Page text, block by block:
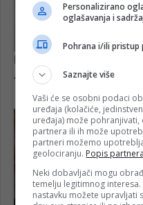
Personalizirano
oglašavanja i
Pohrana i/ili pristup
Saznajte više
Vaši će se osobni podaci
uređaja (kolačiće,
uređaja) može
partnera ili ih može
partneri možemo
geolociranju. Popis
Neki dobavljači mogu
temelju legitimnog interesa.
nastavku možete upravljati